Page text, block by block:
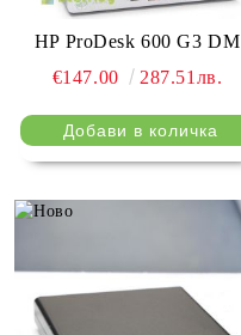
HP ProDesk 600 G3 DM
€147.00
287.51лв.